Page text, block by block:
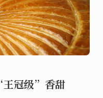
王冠级”香甜